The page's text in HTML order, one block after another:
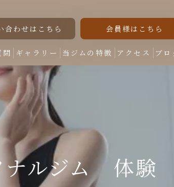
合わせはこちら 会員様はこちら
問 ギャラリー 当ジムの特徴
美尻
ダイエット
アクセス ブロ
ルジム 体験